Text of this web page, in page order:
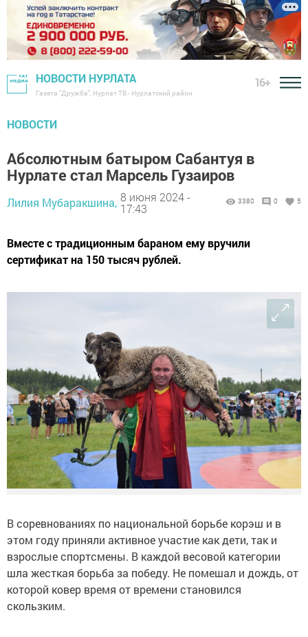
НОВОСТИ НУРЛАТА
Газета "Дружба", Нурлат ТВ - Нурлатский район
16+
НОВОСТИ
Абсолютным батыром Сабантуя в
Нурлате стал Марсель Гузаиров
Лилия Мубаракшина, 8 июня 2024 -
17:43
3380 0 5
Вместе с традиционным бараном ему вручили
сертификат на 150 тысяч рублей.
В соревнованиях по национальной борьбе корэш и в
этом году приняли активное участие как дети, так и
взрослые спортсмены. В каждой весовой категории
шла жесткая борьба за победу. Не помешал и дождь, от
которой ковер время от времени становился
скользким.